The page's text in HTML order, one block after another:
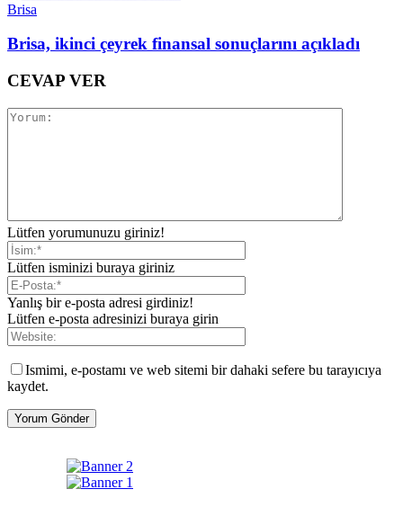
Brisa
Brisa, ikinci çeyrek finansal sonuçlarını açıkladı
CEVAP VER
Lütfen yorumunuzu giriniz!
Lütfen isminizi buraya giriniz
Yanlış bir e-posta adresi girdiniz!
Lütfen e-posta adresinizi buraya girin
Ismimi, e-postamı ve web sitemi bir dahaki sefere bu tarayıcıya
kaydet.